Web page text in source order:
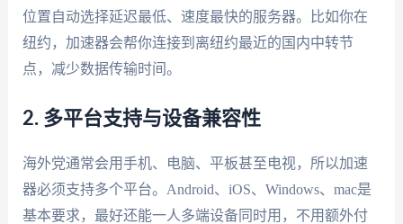
位置自动选择延迟最低、速度最快的服务器。比如你在
纽约，加速器会帮你连接到离纽约最近的国内中转节
点，减少数据传输时间。
2. 多平台支持与设备兼容性
海外党通常会用手机、电脑、平板甚至电视，所以加速
器必须支持多个平台。Android、iOS、Windows、mac是
基本要求，最好还能一人多端设备同时用，不用额外付